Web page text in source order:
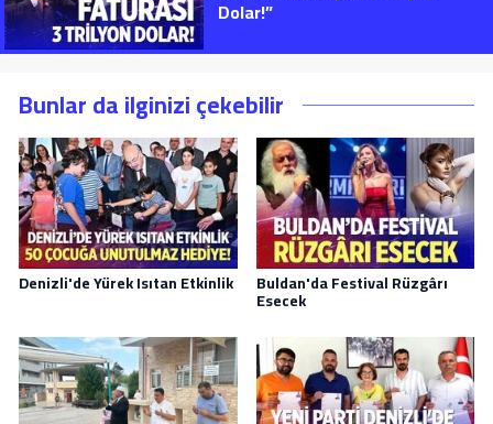
Dolar!”
Bunlar da ilginizi çekebilir
Denizli'de Yürek Isıtan Etkinlik Buldan'da Festival Rüzgârı
Esecek